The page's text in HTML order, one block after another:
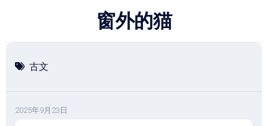
窗外的猫
古文
2025年9月23日